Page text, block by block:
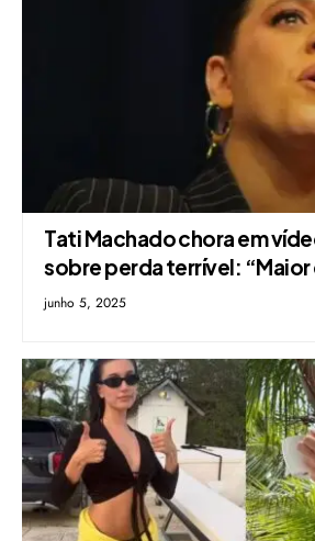
Tati Machado chora em
sobre perda terrível: “Maior
junho 5, 2025